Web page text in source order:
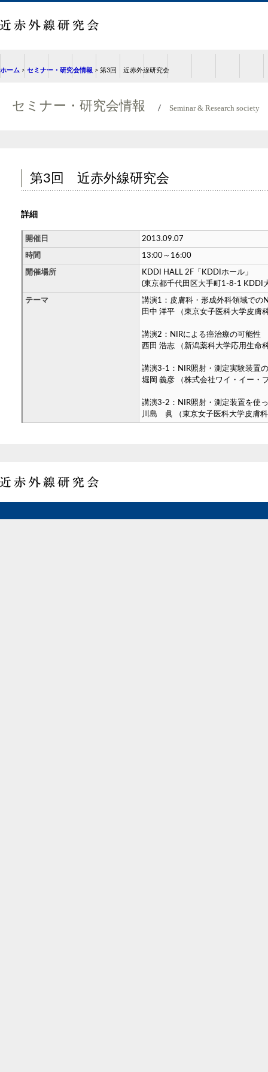
ホーム > セミナー・研究会情報 > 第3回 近赤外線研究会
セミナー・研究会情報 Seminar & Research society
第3回 近赤外線研究会
詳細
開催日 2013.09.07
時間 13:00～16:00
開催場所
KDDI HALL 2F「KDDIホール」
(東京都千代田区大手町1-8-1 KDDI
テーマ
講演1：皮膚科・形成外科領域での
田中 洋平 （東京女子医科大学皮膚
講演2：NIRによる癌治療の可能性
西田 浩志 （新潟薬科大学応用生命
講演3-1：NIR照射・測定実
堀岡 義彦 （株式会社ワイ・イー・
講演3-2：NIR照射・測定装置を
川島 眞 （東京女子医科大学皮膚